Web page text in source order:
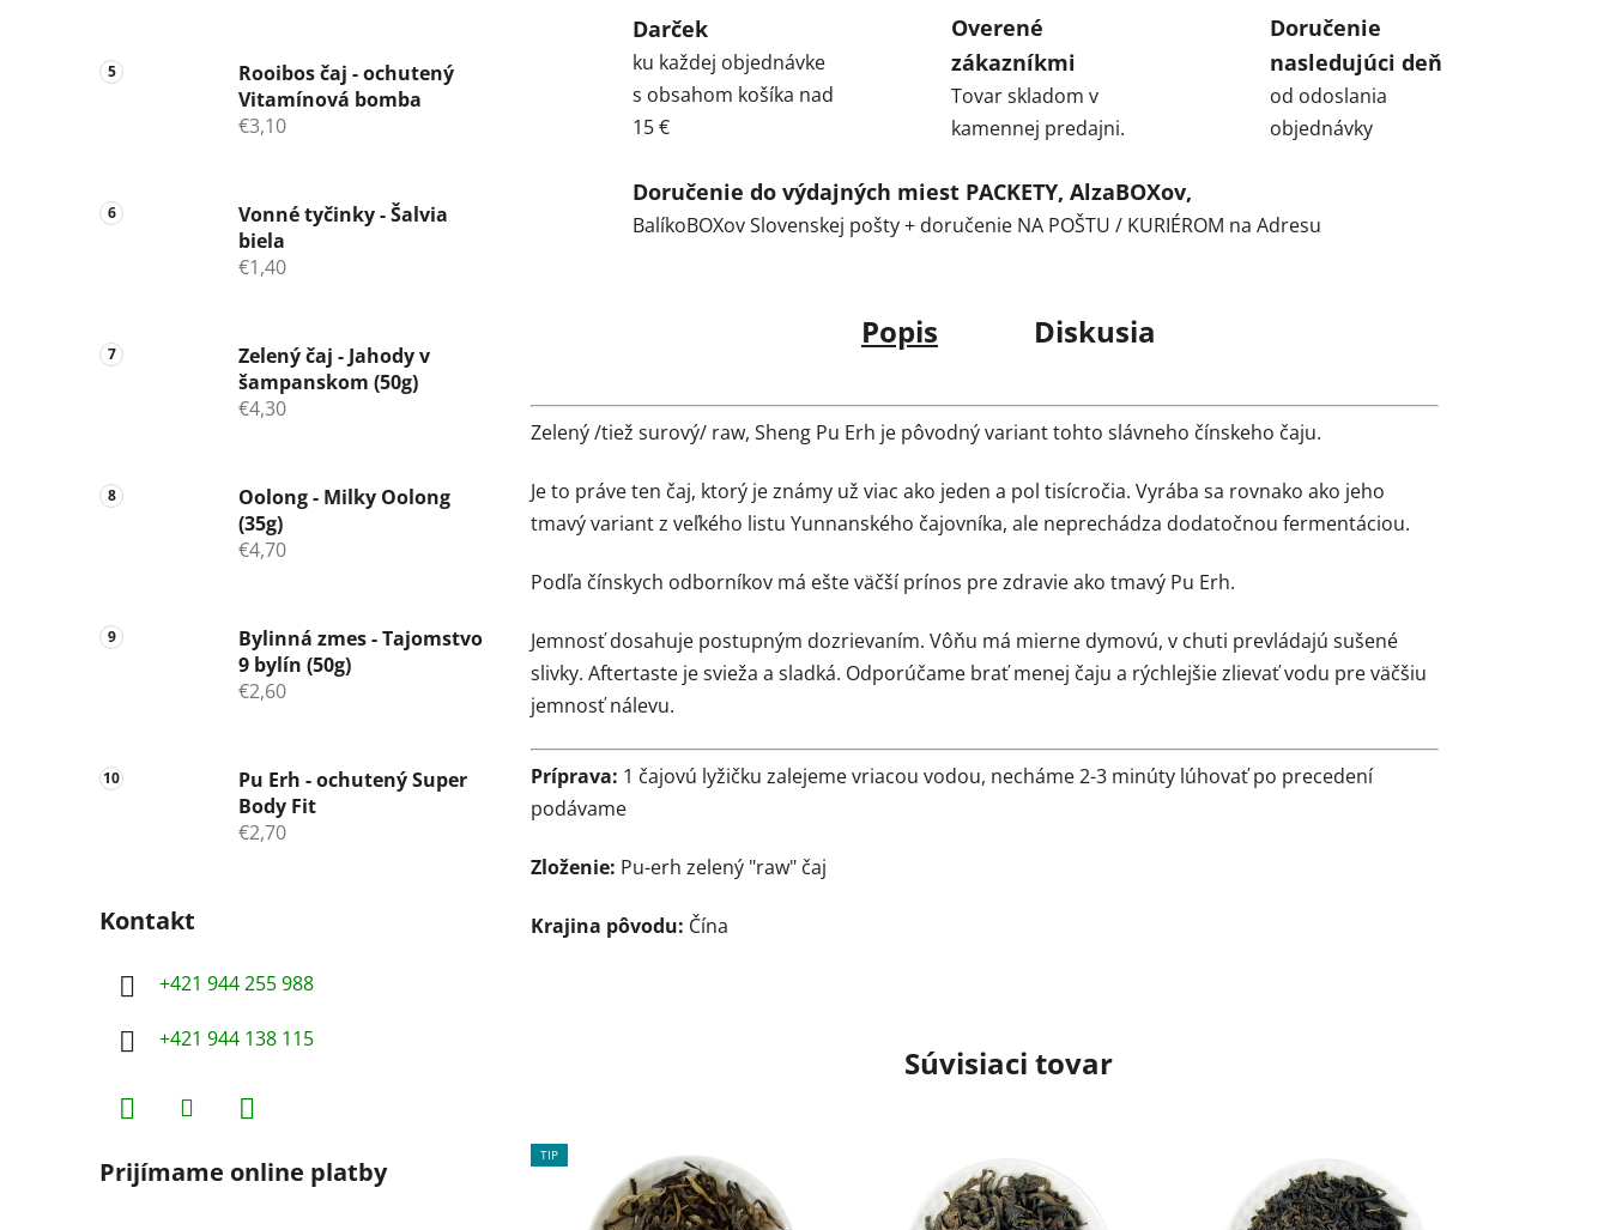
Rooibos čaj - ochutený
Vitamínová bomba
€3,10
Vonné tyčinky - Šalvia
biela
€1,40
Zelený čaj - Jahody v
šampanskom (50g)
€4,30
Oolong - Milky Oolong
(35g)
€4,70
Bylinná zmes - Tajomstvo
9 bylín (50g)
€2,60
Pu Erh - ochutený Super
Body Fit
€2,70
Kontakt
+421 944 255 988
+421 944 138 115
Prijímame online platby
Darček
ku každej objednávke
s obsahom košíka nad
15 €
Overené
zákazníkmi
Tovar skladom v
kamennej predajni.
Doručenie
nasledujúci deň
od odoslania
objednávky
Doručenie do výdajných miest PACKETY, AlzaBOXov,
BalíkoBOXov Slovenskej pošty + doručenie NA POŠTU / KURIÉROM na Adresu
Popis Diskusia
Zelený /tiež surový/ raw, Sheng Pu Erh je pôvodný variant tohto slávneho čínskeho čaju.
Je to práve ten čaj, ktorý je známy už viac ako jeden a pol tisícročia. Vyrába sa rovnako ako jeho
tmavý variant z veľkého listu Yunnanského čajovníka, ale neprechádza dodatočnou fermentáciou.
Podľa čínskych odborníkov má ešte väčší prínos pre zdravie ako tmavý Pu Erh.
Jemnosť dosahuje postupným dozrievaním. Vôňu má mierne dymovú, v chuti prevládajú sušené
slivky. Aftertaste je svieža a sladká. Odporúčame brať menej čaju a rýchlejšie zlievať vodu pre väčšiu
jemnosť nálevu.
Príprava: 1 čajovú lyžičku zalejeme vriacou vodou, necháme 2-3 minúty lúhovať po precedení
podávame
Zloženie: Pu-erh zelený "raw" čaj
Krajina pôvodu: Čína
Súvisiaci tovar
TIP